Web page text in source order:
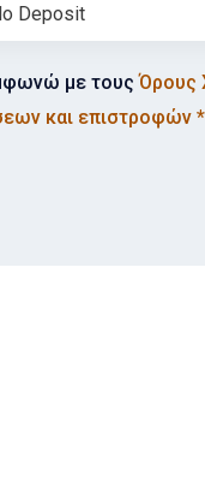
Deposit
με τουςΌρους
και επιστροφών *